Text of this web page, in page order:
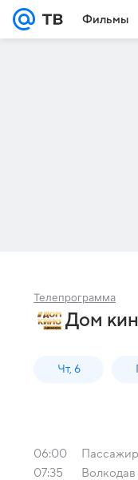
Фильмы
Телепрограмма
Дом
Чт, 6
06:00
07:35